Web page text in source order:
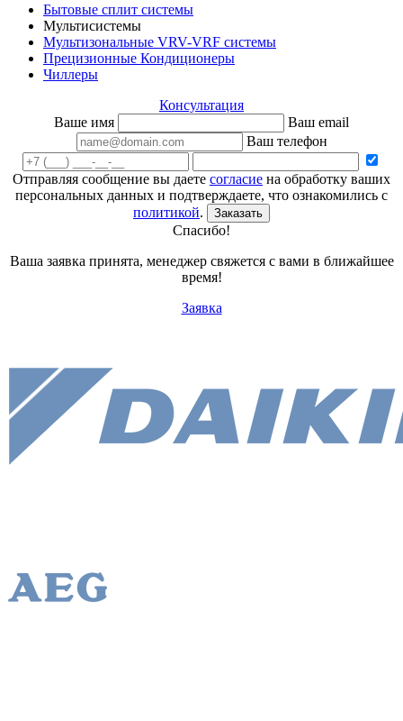
Бытовые сплит системы
Мультисистемы
Мультизональные VRV-VRF системы
Прецизионные Кондиционеры
Чиллеры
Консультация
Ваше имя
Ваш email
Ваш телефон
Отправляя сообщение вы даете согласие на обработку ваших
персональных данных и подтверждаете, что ознакомились с
политикой. Заказать
Спасибо!
Ваша заявка принята, менеджер свяжется с вами в ближайшее
время!
Заявка